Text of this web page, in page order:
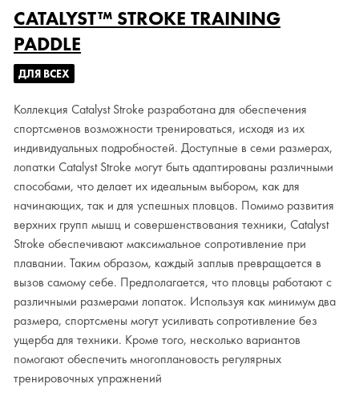
CATALYST™ STROKE TRAINING
PADDLE
ДЛЯ ВСЕХ
Коллекция Catalyst Stroke разработана для обеспечения
спортсменов возможности тренироваться, исходя из их
индивидуальных подробностей. Доступные в семи размерах,
лопатки Catalyst Stroke могут быть адаптированы различными
способами, что делает их идеальным выбором, как для
начинающих, так и для успешных пловцов. Помимо развития
верхних групп мышц и совершенствования техники, Catalyst
Stroke обеспечивают максимальное сопротивление при
плавании. Таким образом, каждый заплыв превращается в
вызов самому себе. Предполагается, что пловцы работают с
различными размерами лопаток. Используя как минимум два
размера, спортсмены могут усиливать сопротивление без
ущерба для техники. Кроме того, несколько вариантов
помогают обеспечить многоплановость регулярных
тренировочных упражнений